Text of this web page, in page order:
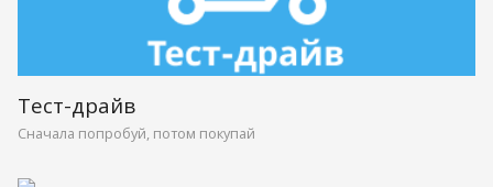
Тест-драйв
Сначала попробуй, потом покупай